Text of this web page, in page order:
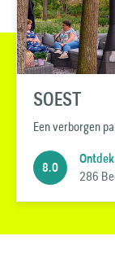
SOEST
Een verborgen
8.0 286